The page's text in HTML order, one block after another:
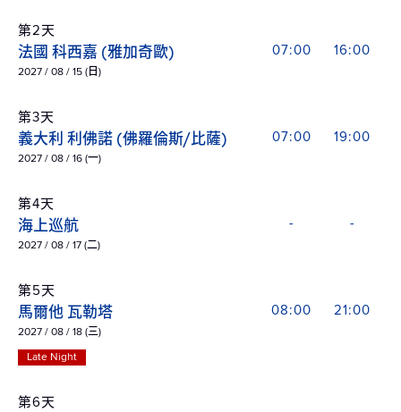
第2天
法國 科西嘉 (雅加奇歐)
2027 / 08 / 15 (日)
07:00 16:00
第3天
義大利 利佛諾 (佛羅倫斯/比薩)
2027 / 08 / 16 (一)
07:00 19:00
第4天
海上巡航
2027 / 08 / 17 (二)
- -
第5天
馬爾他 瓦勒塔
2027 / 08 / 18 (三)
Late Night
08:00 21:00
第6天